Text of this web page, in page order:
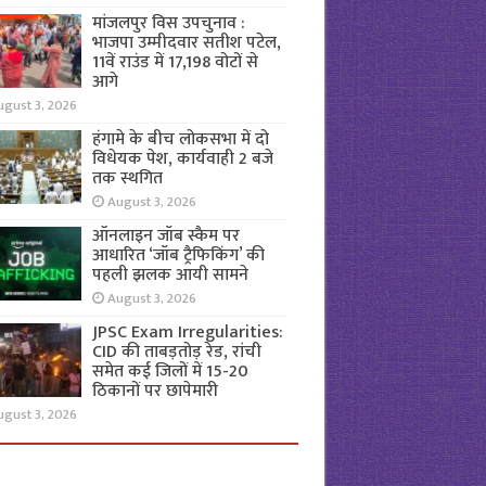
मांजलपुर विस उपचुनाव :
भाजपा उम्मीदवार सतीश पटेल,
11वें राउंड में 17,198 वोटों से
आगे
3, 2026
हंगामे के बीच लोकसभा में दो
विधेयक पेश, कार्यवाही 2 बजे
तक स्थगित
August 3, 2026
ऑनलाइन जॉब स्कैम पर
आधारित ‘जॉब ट्रैफिकिंग’ की
पहली झलक आयी सामने
August 3, 2026
JPSC Exam Irregularities:
CID की ताबड़तोड़ रेड, रांची
समेत कई जिलों में 15-20
ठिकानों पर छापेमारी
3, 2026